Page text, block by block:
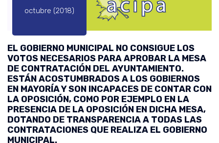
octubre (2018)
EL GOBIERNO MUNICIPAL NO CONSIGUE LOS
VOTOS NECESARIOS PARA APROBAR LA MESA
DE CONTRATACIÓN DEL AYUNTAMIENTO.
ESTÁN ACOSTUMBRADOS A LOS GOBIERNOS
EN MAYORÍA Y SON INCAPACES DE CONTAR CON
LA OPOSICIÓN, COMO POR EJEMPLO EN LA
PRESENCIA DE LA OPOSICIÓN EN DICHA MESA,
DOTANDO DE TRANSPARENCIA A TODAS LAS
CONTRATACIONES QUE REALIZA EL GOBIERNO
MUNICIPAL.